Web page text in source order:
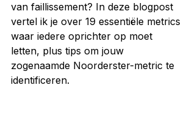
van faillissement? In deze blogpost
vertel ik je over 19 essentiële metrics
waar iedere oprichter op moet
letten, plus tips om jouw
zogenaamde Noorderster-metric te
identificeren.